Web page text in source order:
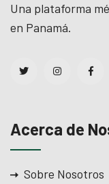
Una plataforma
en Panamá.
Acerca de
Sobre Nosotros